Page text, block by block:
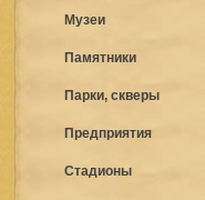
Музеи
Памятники
Парки, скверы
Предприятия
Стадионы